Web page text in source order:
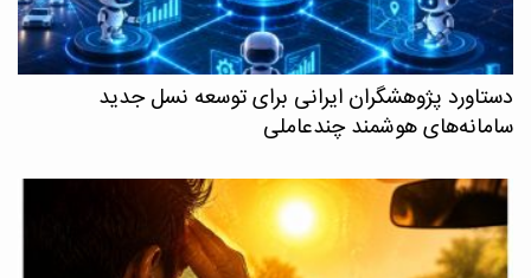
دستاورد پژوهشگران ایرانی برای توسعه نسل جدید
سامانه‌های هوشمند چندعاملی